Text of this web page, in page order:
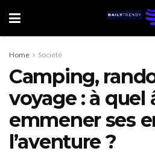
Home Société
Camping,
voyage : à quel
emmener ses
l’aventure ?